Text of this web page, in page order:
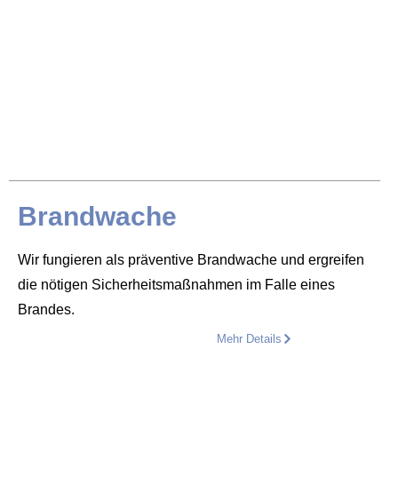
Brandwache
Wir fungieren als präventive Brandwache und ergreifen
die nötigen Sicherheitsmaßnahmen im Falle eines
Brandes.
Mehr Details